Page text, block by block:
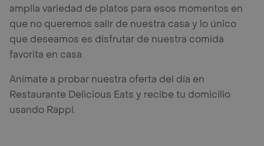
amplia variedad de platos para esos momentos en
que no queremos salir de nuestra casa y lo único
que deseamos es disfrutar de nuestra comida
favorita en casa.
Anímate a probar nuestra oferta del día en
Restaurante Delicious Eats y recibe tu domicilio
usando Rappi.